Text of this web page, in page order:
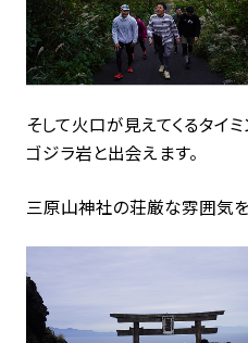
そして火口が見えてくるタイ
ゴジラ岩と出会えます。
三原山神社の荘厳な雰囲気を